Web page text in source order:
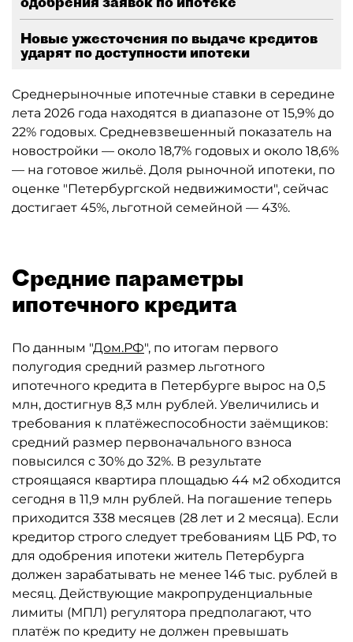
Новые ужесточения по выдаче кредитов
ударят по доступности ипотеки
Среднерыночные ипотечные ставки в середине
лета 2026 года находятся в диапазоне от 15,9% до
22% годовых. Средневзвешенный показатель на
новостройки — около 18,7% годовых и около 18,6%
— на готовое жильё. Доля рыночной ипотеки, по
оценке "Петербургской недвижимости", сейчас
достигает 45%, льготной семейной — 43%.
Средние параметры
ипотечного кредита
По данным "Дом.РФ", по итогам первого
полугодия средний размер льготного
ипотечного кредита в Петербурге вырос на 0,5
млн, достигнув 8,3 млн рублей. Увеличились и
требования к платёжеспособности заёмщиков:
средний размер первоначального взноса
повысился с 30% до 32%. В результате
строящаяся квартира площадью 44 м2 обходится
сегодня в 11,9 млн рублей. На погашение теперь
приходится 338 месяцев (28 лет и 2 месяца). Если
кредитор строго следует требованиям ЦБ РФ, то
для одобрения ипотеки житель Петербурга
должен зарабатывать не менее 146 тыс. рублей в
месяц. Действующие макропруденциальные
лимиты (МПЛ) регулятора предполагают, что
платёж по кредиту не должен превышать